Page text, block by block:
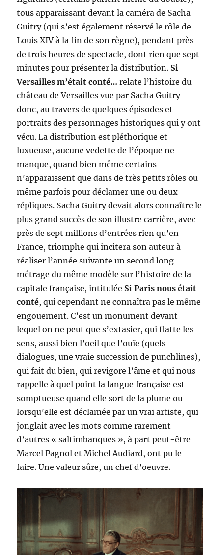
tous apparaissant devant la caméra de Sacha
Guitry (qui s’est également réservé le rôle de
Louis XIV à la fin de son règne), pendant près
de trois heures de spectacle, dont rien que sept
minutes pour présenter la distribution. Si
Versailles m’était conté… relate l’histoire du
château de Versailles vue par Sacha Guitry
donc, au travers de quelques épisodes et
portraits des personnages historiques qui y ont
vécu. La distribution est pléthorique et
luxueuse, aucune vedette de l’époque ne
manque, quand bien même certains
n’apparaissent que dans de très petits rôles ou
même parfois pour déclamer une ou deux
répliques. Sacha Guitry devait alors connaître le
plus grand succès de son illustre carrière, avec
près de sept millions d’entrées rien qu’en
France, triomphe qui incitera son auteur à
réaliser l’année suivante un second long-
métrage du même modèle sur l’histoire de la
capitale française, intitulée Si Paris nous était
conté, qui cependant ne connaîtra pas le même
engouement. C’est un monument devant
lequel on ne peut que s’extasier, qui flatte les
sens, aussi bien l’oeil que l’ouïe (quels
dialogues, une vraie succession de punchlines),
qui fait du bien, qui revigore l’âme et qui nous
rappelle à quel point la langue française est
somptueuse quand elle sort de la plume ou
lorsqu’elle est déclamée par un vrai artiste, qui
jonglait avec les mots comme rarement
d’autres « saltimbanques », à part peut-être
Marcel Pagnol et Michel Audiard, ont pu le
faire. Une valeur sûre, un chef d’oeuvre.